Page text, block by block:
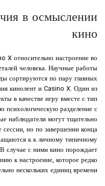
в осмыслении
кино
X относительно настроение во
человека. Научные работы
сортируются по пару главных
кинолент и Casino X. Один из
в качестве игру вместе с тип
психологическую разделение с
наблюдатели могут тщательно
сессии, но по завершении конца
к к личному типичному
случае с ними кино порождает
к настроение, которое редко
нескольких единиц времени.